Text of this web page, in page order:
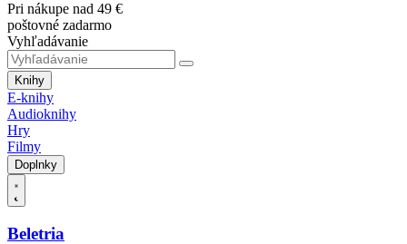
Pri nákupe nad 49 €
poštovné zadarmo
Vyhľadávanie
Knihy
E-knihy
Audioknihy
Hry
Filmy
Doplnky
Beletria